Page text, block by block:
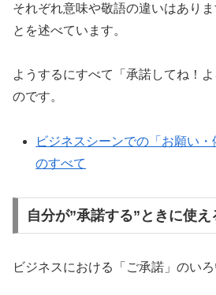
それぞれ意味や敬語の違いはあり
とを述べています。
ようするにすべて「承諾してね！
のです。
ビジネスシーンでの「お願い
のすべて
自分が”承諾する”ときに使え
ビジネスにおける「ご承諾」のい